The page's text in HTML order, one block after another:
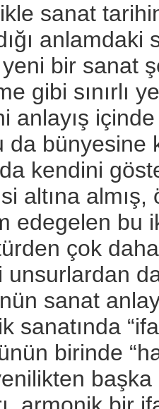
bir sanat
gibi sınırlı
anlayış
da bünyesine
kendini
altına
edegelen bu
çok
sanat
sanatında
birinde